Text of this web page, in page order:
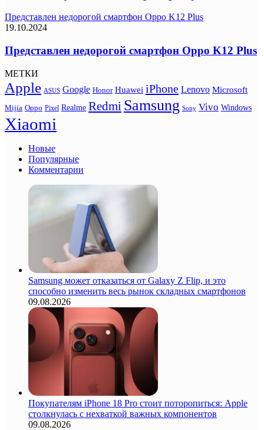
Представлен недорогой смартфон Oppo K12 Plus
19.10.2024
Представлен недорогой смартфон Oppo K12 Plus
МЕТКИ
Apple ASUS Google Honor Huawei iPhone Lenovo Microsoft
Mijia Oppo Pixel Realme Redmi Samsung Sony Vivo Windows
Xiaomi
Новые
Популярные
Комментарии
Samsung может отказаться от Galaxy Z Flip, и это
способно изменить весь рынок складных смартфонов
09.08.2026
Покупателям iPhone 18 Pro стоит поторопиться: Apple
столкнулась с нехваткой важных компонентов
09.08.2026